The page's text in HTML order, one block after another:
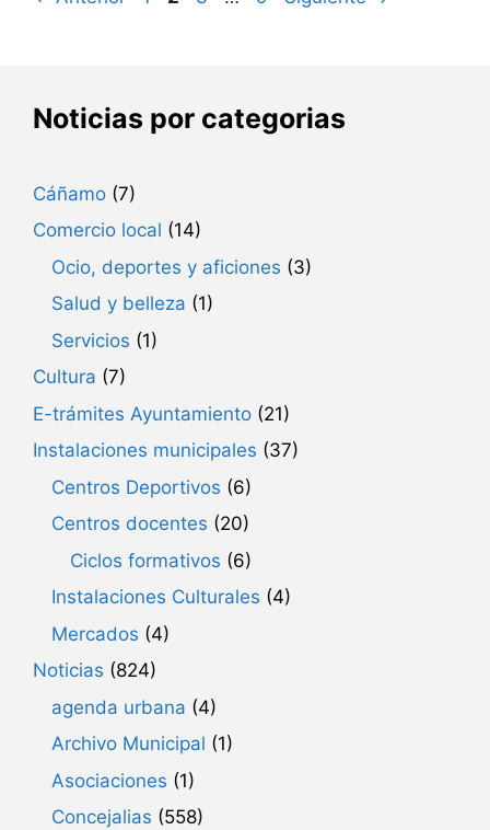
Noticias por categorias
Cáñamo (7)
Comercio local (14)
Ocio, deportes y aficiones (3)
Salud y belleza (1)
Servicios (1)
Cultura (7)
E-trámites Ayuntamiento (21)
Instalaciones municipales (37)
Centros Deportivos (6)
Centros docentes (20)
Ciclos formativos (6)
Instalaciones Culturales (4)
Mercados (4)
Noticias (824)
agenda urbana (4)
Archivo Municipal (1)
Asociaciones (1)
Concejalias (558)